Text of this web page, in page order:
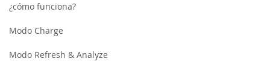
¿cómo funciona?
Modo Charge
Modo Refresh & Analyze